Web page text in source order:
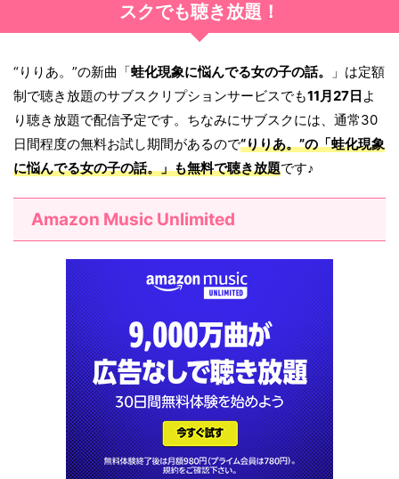
スクでも聴き放題！
“りりあ。”の新曲「蛙化現象に悩んでる女の子の話。
」は定額
制で聴き放題のサブスクリプションサービスでも11月27日 よ
り聴き放題で配信予定です。ちなみにサブスクには、通常30
日間程度の無料お試し期間があるので“りりあ。”の「蛙化現象
に悩んでる女の子の話。」も無料で聴き放題です♪
Amazon Music Unlimited